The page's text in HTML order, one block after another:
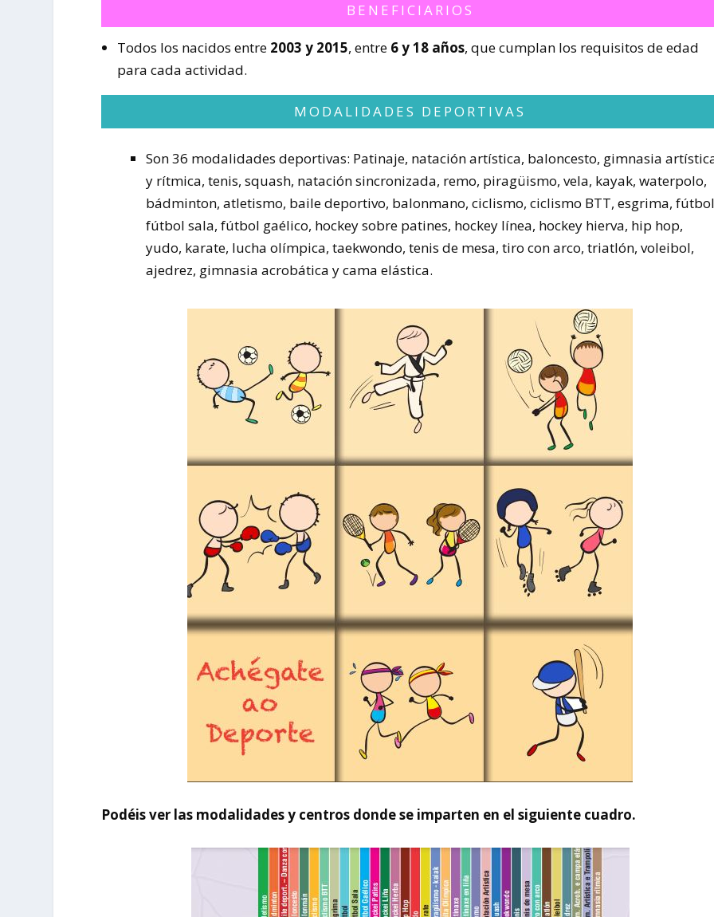
BENEFICIARIOS
Todos los nacidos entre 2003 y 2015, entre 6 y 18 años, que cumplan los requisitos de edad
para cada actividad.
MODALIDADES DEPORTIVAS
Son 36 modalidades deportivas: Patinaje, natación artística, baloncesto, gimnasia
y rítmica, tenis, squash, natación sincronizada, remo, piragüismo, vela, kayak, waterpolo,
bádminton, atletismo, baile deportivo, balonmano, ciclismo, ciclismo BTT, esgrima,
fútbol sala, fútbol gaélico, hockey sobre patines, hockey línea, hockey hierva, hip hop,
yudo, karate, lucha olímpica, taekwondo, tenis de mesa, tiro con arco, triatlón, voleibol,
ajedrez, gimnasia acrobática y cama elástica.
Podéis ver las modalidades y centros donde se imparten en el siguiente cuadro.